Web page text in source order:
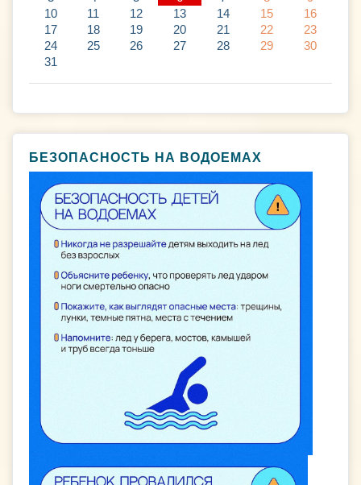
10
11 12 13 14 15
16
17
18 19 20 21 22
23
24
25 26 27 28 29
30
31
БЕЗОПАСНОСТЬ НА ВОДОЕМАХ